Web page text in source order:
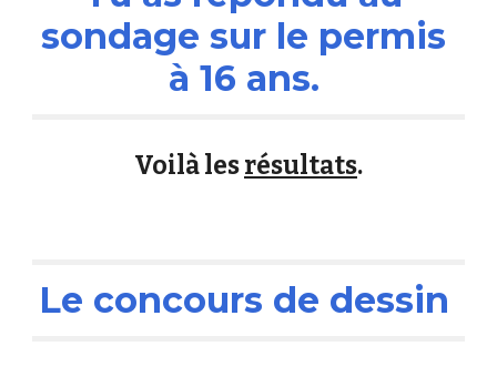
sondage sur le permis
à 16 ans.
Voilà les résultats.
Le concours de dessin